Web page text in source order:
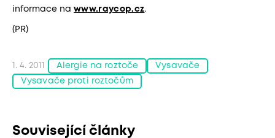
informace na www.raycop.cz.
(PR)
1. 4. 2011 Alergie na roztoče Vysavače
Vysavače proti roztočům
Související články